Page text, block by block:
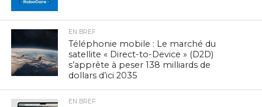
EN BREF
Téléphonie mobile : Le marché du
satellite « Direct-to-Device » (D2D)
s’apprête à peser 138 milliards de
dollars d’ici 2035
EN BREF